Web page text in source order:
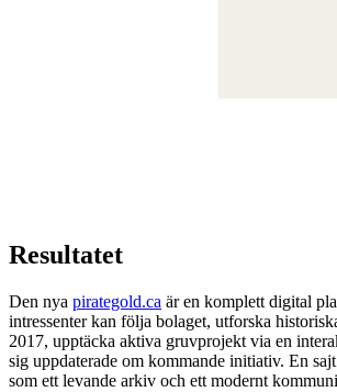
Resultatet
Den nya pirategold.ca är en komplett digital
intressenter kan följa bolaget, utforska
2017, upptäcka aktiva gruvprojekt via en
sig uppdaterade om kommande initiativ. En
som ett levande arkiv och ett modernt